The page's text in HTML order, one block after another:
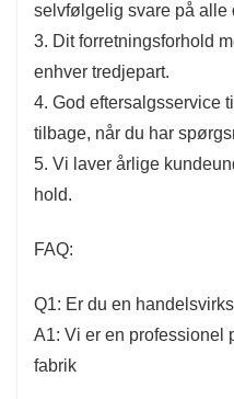
selvfølgelig svare på alle
3. Dit forretningsforhold
enhver tredjepart.
4. God eftersalgsservice
tilbage, når du har
5. Vi laver årlige
hold.
FAQ:
Q1: Er du en
A1: Vi er en professionel
fabrik